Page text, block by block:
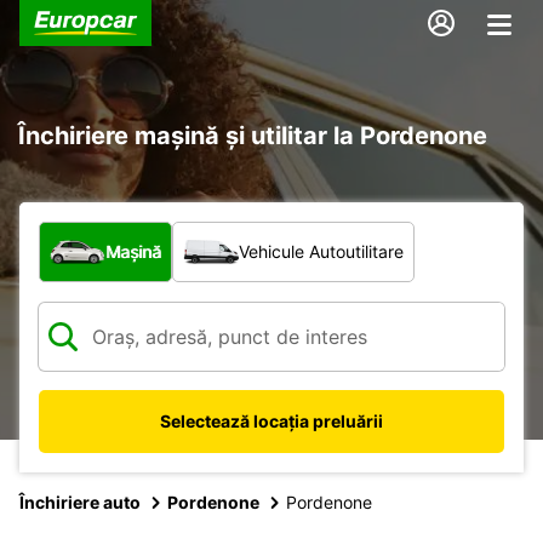
Închiriere mașină și utilitar la Pordenone
Ce tip de vehicul?
Mașină Vehicule Autoutilitare
Selectează locația preluării
Închiriere auto Pordenone Pordenone